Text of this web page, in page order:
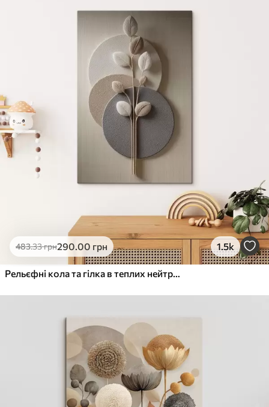
Яскраві, насичені кольори
Стійкість до вицвітання
Безпечне чорнило без запаху
Поверхня з текстурою полотна
Екологічний матеріал
Преміум
Від726
Яскраві, насичені кольори
Стійкість до вицвітання
Безпечне чорнило без запаху
Поверхня з текстурою полотна
Еко-Преміум
.00грн
✓Яскраві, насичені кольори
Поверхня з текстурою полотна
Екологічний матеріал
483.33грн290.00 грн 1.5k
Рельєфні кола та гілка в теплих нейтральних тонах